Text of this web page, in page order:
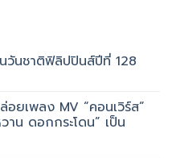
วันชาติฟิลิปปินส์ปีที่ 128
ยเพลง MV “คอนเวิร์ส”
น ดอกกระโดน” เป็น